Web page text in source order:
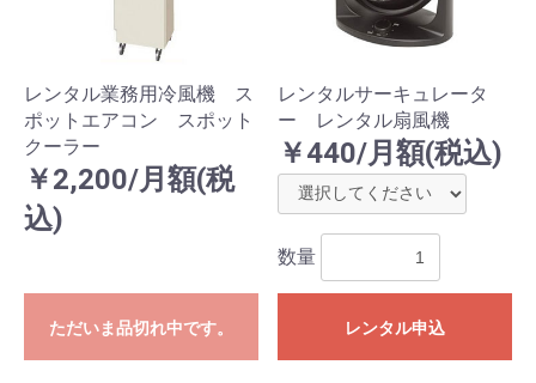
レンタル業務用冷風機 ス
ポットエアコン スポット
クーラー
￥2,200/月額(税
込)
ただいま品切れ中です。
レンタルサーキュレータ
ー レンタル扇風機
￥440/月額(税込)
数量
レンタル申込